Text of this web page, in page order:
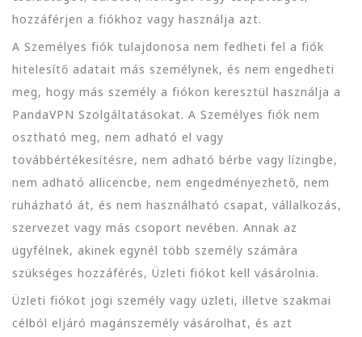
hozzáférjen a fiókhoz vagy használja azt.
A Személyes fiók tulajdonosa nem fedheti fel a fiók
hitelesítő adatait más személynek, és nem engedheti
meg, hogy más személy a fiókon keresztül használja a
PandaVPN Szolgáltatásokat. A Személyes fiók nem
osztható meg, nem adható el vagy
továbbértékesítésre, nem adható bérbe vagy lízingbe,
nem adható allicencbe, nem engedményezhető, nem
ruházható át, és nem használható csapat, vállalkozás,
szervezet vagy más csoport nevében. Annak az
ügyfélnek, akinek egynél több személy számára
szükséges hozzáférés, Üzleti fiókot kell vásárolnia.
Üzleti fiókot jogi személy vagy üzleti, illetve szakmai
célból eljáró magánszemély vásárolhat, és azt